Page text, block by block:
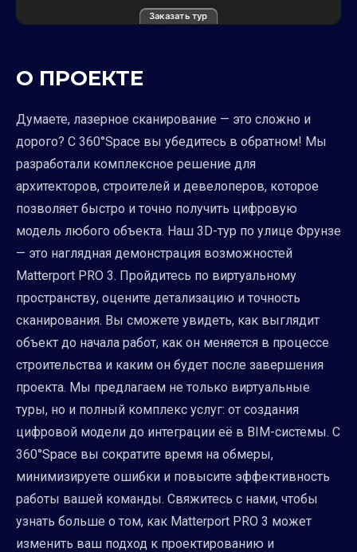
Заказать тур
О ПРОЕКТЕ
Думаете, лазерное сканирование — это сложно и
дорого? С 360°Space вы убедитесь в обратном! Мы
разработали комплексное решение для
архитекторов, строителей и девелоперов, которое
позволяет быстро и точно получить цифровую
модель любого объекта. Наш 3D-тур по улице Фрунзе
— это наглядная демонстрация возможностей
Matterport PRO 3. Пройдитесь по виртуальному
пространству, оцените детализацию и точность
сканирования. Вы сможете увидеть, как выглядит
объект до начала работ, как он меняется в процессе
строительства и каким он будет после завершения
проекта. Мы предлагаем не только виртуальные
туры, но и полный комплекс услуг: от создания
цифровой модели до интеграции её в BIM-системы. С
360°Space вы сократите время на обмеры,
минимизируете ошибки и повысите эффективность
работы вашей команды. Свяжитесь с нами, чтобы
узнать больше о том, как Matterport PRO 3 может
изменить ваш подход к проектированию и